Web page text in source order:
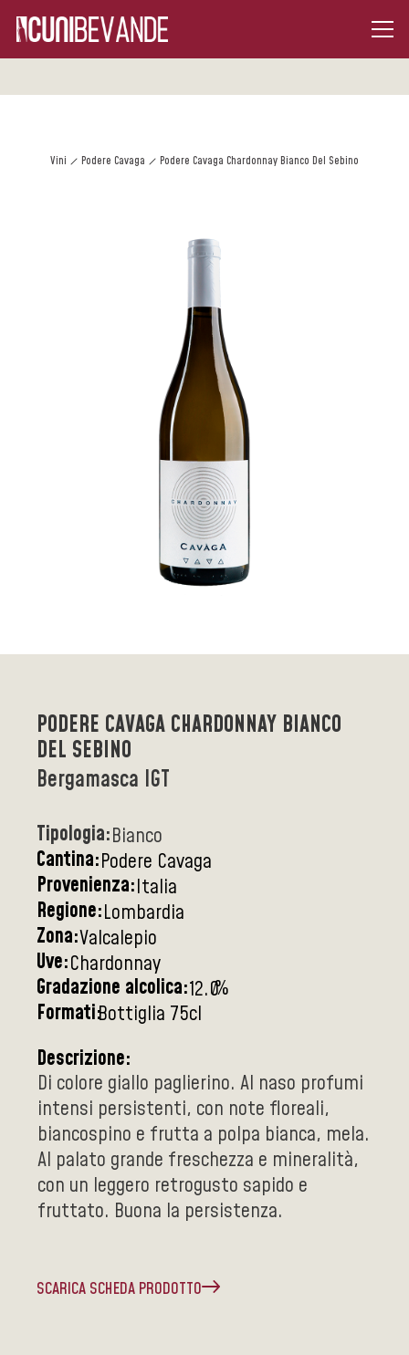
Vini Podere Cavaga Podere Cavaga Chardonnay Bianco Del Sebino
PODERE CAVAGA CHARDONNAY BIANCO
DEL SEBINO
Bergamasca IGT
Tipologia:Bianco
Cantina:Podere Cavaga
Provenienza:Italia
Regione:Lombardia
Zona:Valcalepio
Uve:Chardonnay
Gradazione alcolica:12.0%
Formati:Bottiglia 75cl
Descrizione:
Di colore giallo paglierino. Al naso profumi
intensi persistenti, con note floreali,
biancospino e frutta a polpa bianca, mela.
Al palato grande freschezza e mineralità,
con un leggero retrogusto sapido e
fruttato. Buona la persistenza.
SCARICA SCHEDA PRODOTTO